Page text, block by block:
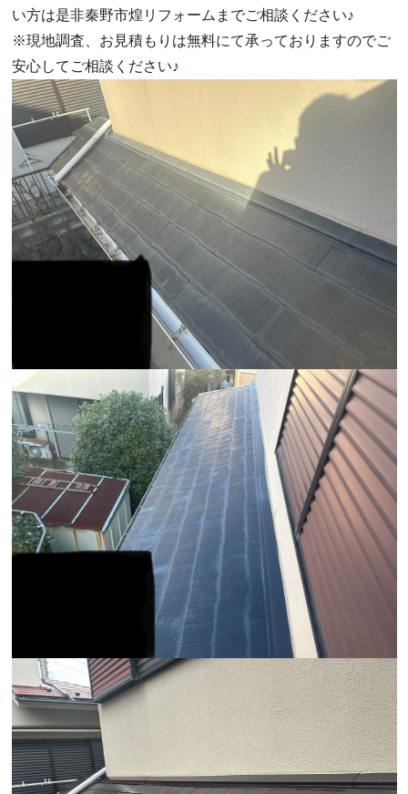
い方は是非秦野市煌リフォームまでご相談ください♪
※現地調査、お見積もりは無料にて承っておりますのでご
安心してご相談ください♪